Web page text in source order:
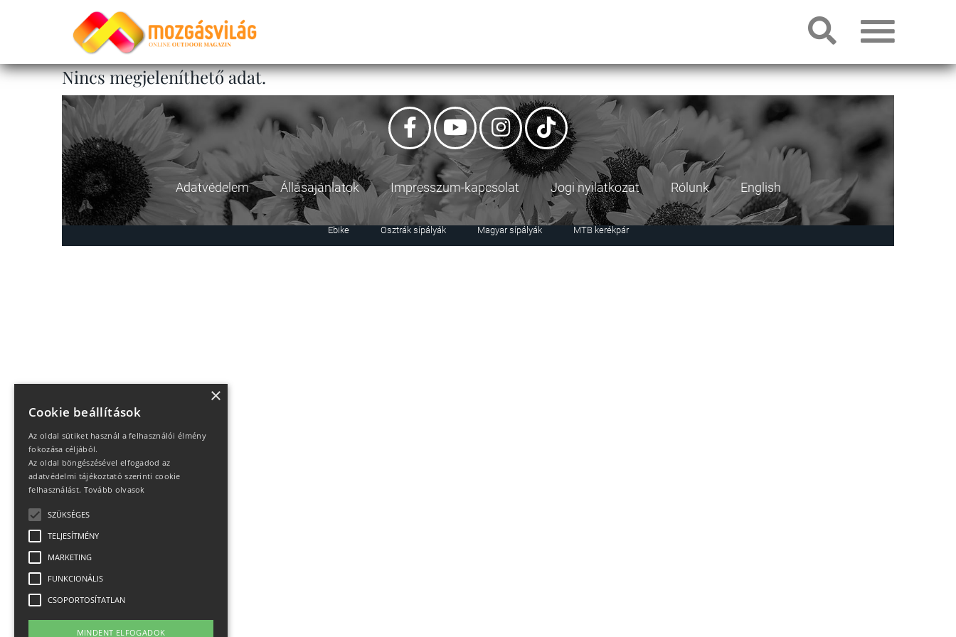
Nincs megjeleníthető adat.
Adatvédelem Állásajánlatok Impresszum-kapcsolat Jogi nyilatkozat Rólunk English
Ebike Osztrák sípályák Magyar sípályák MTB kerékpár
×
Cookie beállítások
Az oldal sütiket használ a felhasználói élmény
fokozása céljából.
Az oldal böngészésével elfogadod az
adatvédelmi tájékoztató szerinti cookie
felhasználást. Tovább olvasok
SZÜKSÉGES
TELJESÍTMÉNY
MARKETING
FUNKCIONÁLIS
CSOPORTOSÍTATLAN
MINDENT ELFOGADOK